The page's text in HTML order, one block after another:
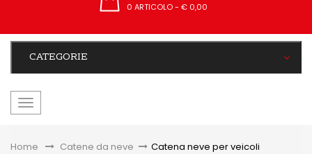
0 ARTICOLO- € 0,00
CATEGORIE
navigazione
Home &gt;Catene da neve > Catena neve per veicoli